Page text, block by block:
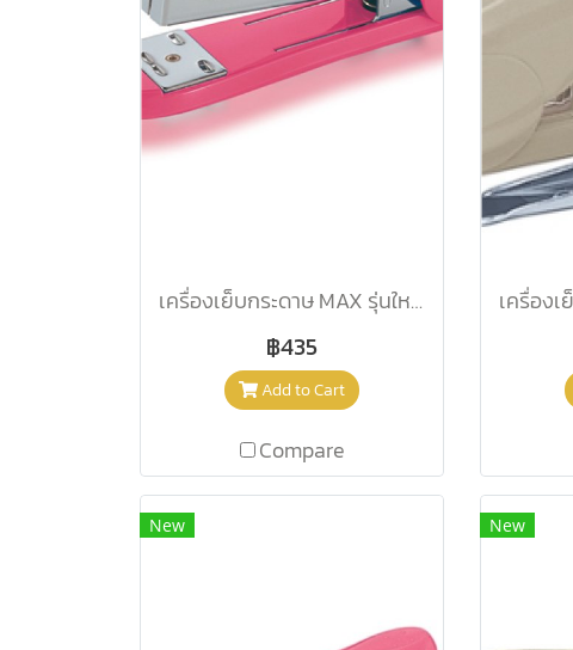
เครื่องเย็บกระดาษ MAX รุ่นใหม่ HD-88 ชมพู
฿435
Add to Cart
Compare
New New